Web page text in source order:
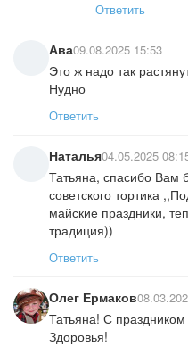
Ответить
Ава09.08.2025 15:53
Это ж надо так
Нудно
Ответить
Наталья04.05.2025
Татьяна, спасибо Вам
советского тортика
майские праздники,
традиция))
Ответить
Олег Ермаков
Татьяна! С
Здоровья!